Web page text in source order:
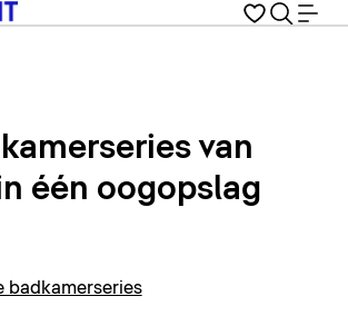
van
één oogopslag
badkamerseries